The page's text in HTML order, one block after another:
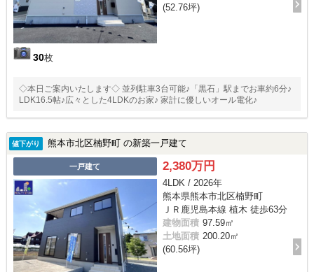
30枚
(52.76坪)
◇本日ご案内いたします◇ 並列駐車3台可能♪「黒石」駅までお車約6分♪
LDK16.5帖♪広々とした4LDKのお家♪ 家計に優しいオール電化♪
値下がり 熊本市北区楠野町 の新築一戸建て
一戸建て 2,380万円
4LDK / 2026年
熊本県熊本市北区楠野町
ＪＲ鹿児島本線 植木 徒歩63分
建物面積 97.59㎡
土地面積 200.20㎡
(60.56坪)